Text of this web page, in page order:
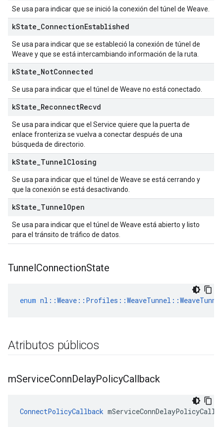
Se usa para indicar que se inició la conexión del túnel de Weave.
kState ConnectionEstablished
Se usa para indicar que se estableció la conexión de túnel de
Weave y que se está intercambiando información de la ruta.
kState NotConnected
Se usa para indicar que el túnel de Weave no está conectado.
kState ReconnectRecvd
Se usa para indicar que el Service quiere que la puerta de
enlace fronteriza se vuelva a conectar después de una
búsqueda de directorio.
kState TunnelClosing
Se usa para indicar que el túnel de Weave se está cerrando y
que la conexión se está desactivando.
kState TunnelOpen
Se usa para indicar que el túnel de Weave está abierto y listo
para el tránsito de tráfico de datos.
TunnelConnectionState
enum nl ::Weave :: Profiles ::WeaveTunnel ::
Atributos públicos
mServiceConnDelayPolicyCallback
ConnectPolicyCallback